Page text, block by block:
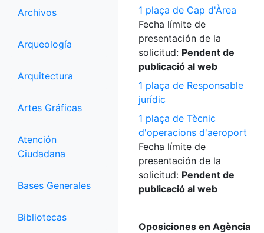
Archivos
Arqueología
Arquitectura
Artes Gráficas
Atención
Ciudadana
Bases Generales
Bibliotecas
1 plaça de Cap d'Àrea
Fecha límite de
presentación de la
solicitud: Pendent de
publicació al web
1 plaça de Responsable
jurídic
1 plaça de Tècnic
d'operacions d'aeroport
Fecha límite de
presentación de la
solicitud: Pendent de
publicació al web
Oposiciones en Agència